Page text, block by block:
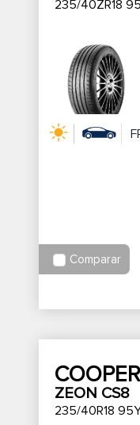
235/40ZR18
Comparar
COOPER
ZEON CS8
235/40R18